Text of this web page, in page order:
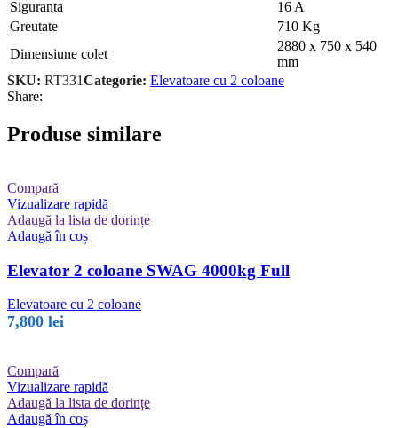
Siguranta
16 A
Greutate
710 Kg
Dimensiune colet
2880 x 750 x 540
mm
SKU: RT331Categorie: Elevatoare cu 2 coloane
Share:
Produse similare
Compară
Vizualizare rapidă
Adaugă la lista de dorințe
Adaugă în coș
Elevator 2 coloane SWAG 4000kg Full
Elevatoare cu 2 coloane
7,800 lei
Compară
Vizualizare rapidă
Adaugă la lista de dorințe
Adaugă în coș